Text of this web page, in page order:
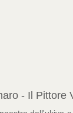
- Il Pittore